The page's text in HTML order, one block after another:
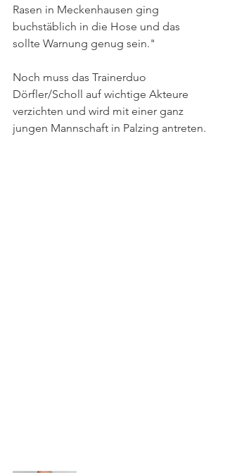
Rasen in Meckenhausen ging
buchstäblich in die Hose und das
sollte Warnung genug sein."
Noch muss das Trainerduo
Dörfler/Scholl auf wichtige Akteure
verzichten und wird mit einer ganz
jungen Mannschaft in Palzing antreten.